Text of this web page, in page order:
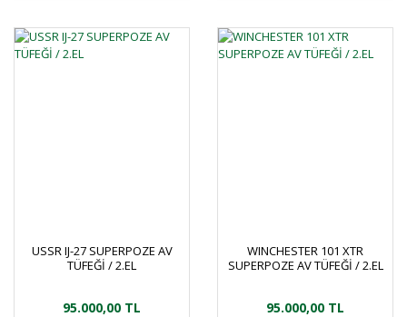
USSR IJ-27 SUPERPOZE AV
TÜFEĞİ / 2.EL
95.000,00 TL
WINCHESTER 101 XTR
SUPERPOZE AV TÜFEĞİ / 2.EL
95.000,00 TL